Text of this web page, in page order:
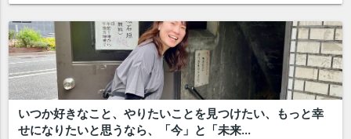
いつか好きなこと、やりたいことを見つけたい、もっと幸
せになりたいと思うなら、「今」と「未来...